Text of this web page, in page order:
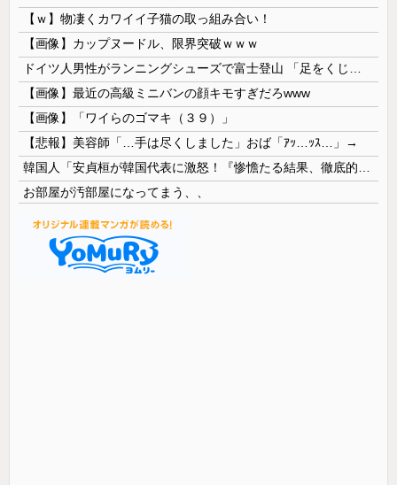
【ｗ】物凄くカワイイ子猫の取っ組み合い！
【画像】カップヌードル、限界突破ｗｗｗ
【画像】最近の高級ミニバンの顔キモすぎだろwww
【画像】「ワイらのゴマキ（３９）」
【悲報】美容師「…手は尽くしました」おば「ｱｯ…ｯｽ…」→
お部屋が汚部屋になってまう、、